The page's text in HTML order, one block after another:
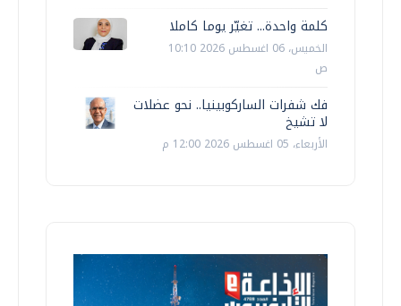
كلمة واحدة... تغيّر يوما كاملا
الخميس، 06 اغسطس 2026 10:10
ص
فك شفرات الساركوبينيا.. نحو عضلات
لا تشيخ
الأربعاء، 05 اغسطس 2026 12:00 م